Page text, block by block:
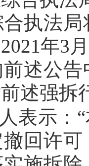
合执法
年3
述公
述强拆
表示：
回许